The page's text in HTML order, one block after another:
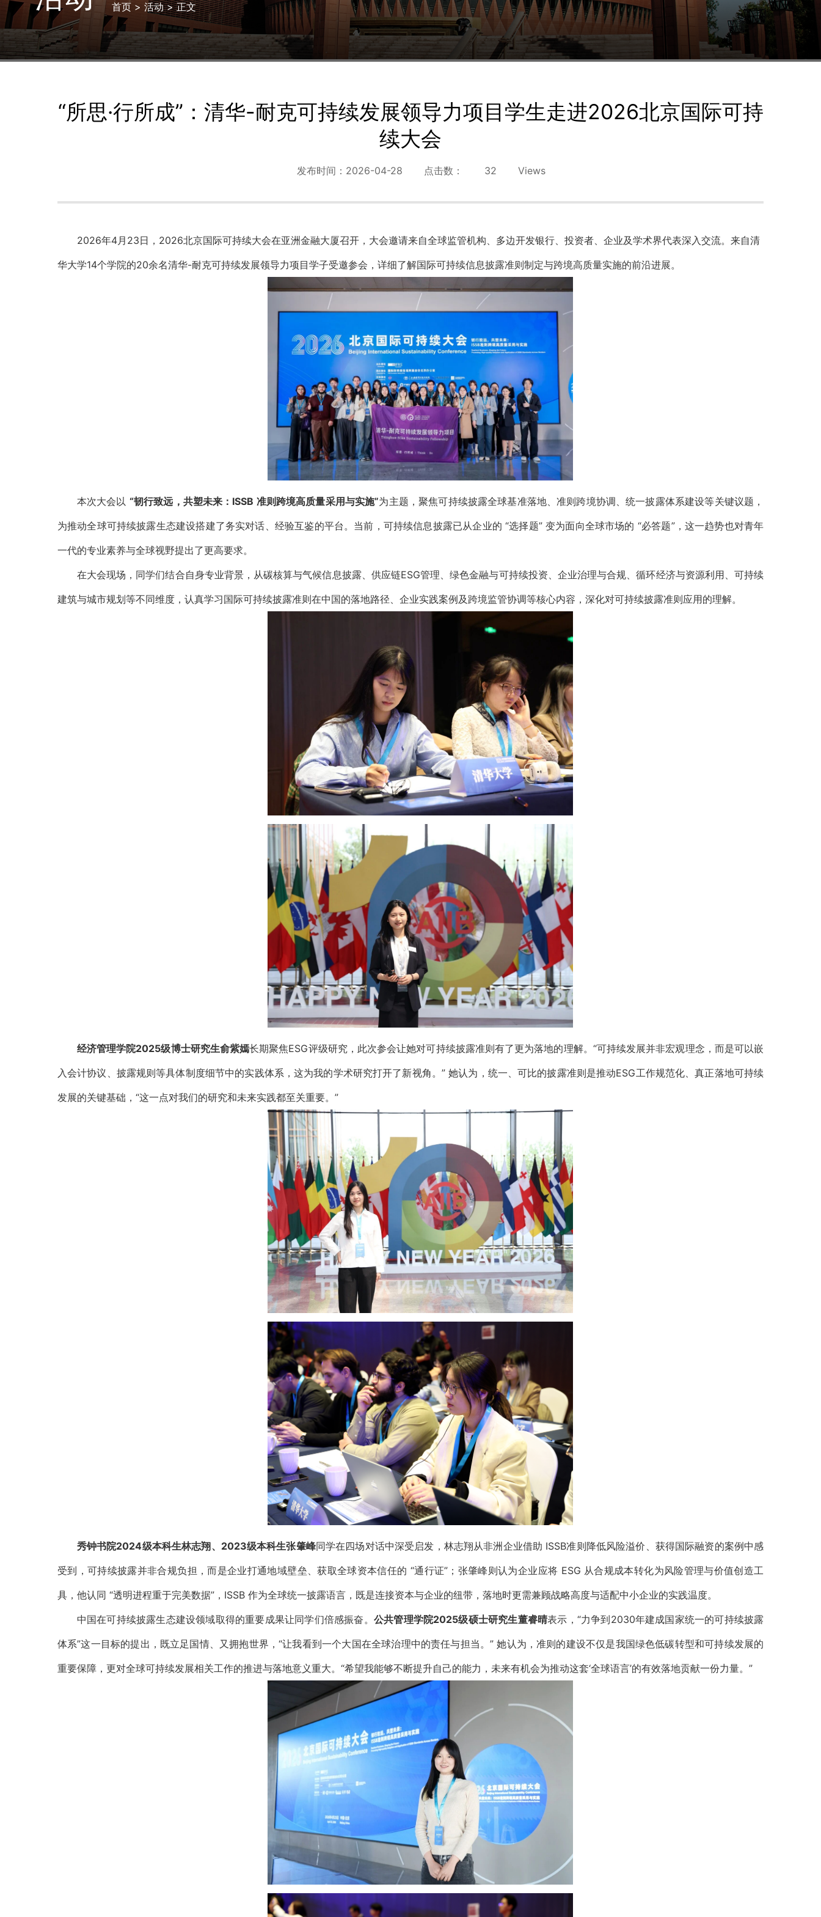
首页 > 活动> 正文
“所思·行所成”：清华-耐克可持续发展领导力项目学生走进2026北京国际可持
续大会
发布时间：2026-04-28 点击数： 32 Views
2026年4月23日，2026北京国际可持续大会在亚洲金融大厦召开，大会邀请来自全球监管机构、多边开发银行、投资者、企业及学术界代表深入交流。来自清
华大学14个学院的20余名清华-耐克可持续发展领导力项目学子受邀参会，详细了解国际可持续信息披露准则制定与跨境高质量实施的前沿进展。
本次大会以 “韧行致远，共塑未来：ISSB 准则跨境高质量采用与实施”为主题，聚焦可持续披露全球基准落地、准则跨境协调、统一披露体系建设等关键议题，
为推动全球可持续披露生态建设搭建了务实对话、经验互鉴的平台。当前，可持续信息披露已从企业的 “选择题” 变为面向全球市场的 “必答题”，这一趋势也对青年
一代的专业素养与全球视野提出了更高要求。
在大会现场，同学们结合自身专业背景，从碳核算与气候信息披露、供应链ESG管理、绿色金融与可持续投资、企业治理与合规、循环经济与资源利用、 可持续
建筑与城市规划等不同维度，认真学习国际可持续披露准则在中国的落地路径、企业实践案例及跨境监管协调等核心内容，深化对可持续披露准则应用的理解。
经济管理学院2025级博士研究生俞紫嫣长期聚焦ESG评级研究，此次参会让她对可持续披露准则有了更为落地的理解。“可持续发展并非宏观理念，而是可以嵌
入会计协议、披露规则等具体制度细节中的实践体系，这为我的学术研究打开了新视角。” 她认为，统一、可比的披露准则是推动ESG工作规范化、真正落地可持续
发展的关键基础，“这一点对我们的研究和未来实践都至关重要。”
秀钟书院2024级本科生林志翔、2023级本科生张肇峰同学在四场对话中深受启发，林志翔从非洲企业借助 ISSB准则降低风险溢价、获得国际融资的案例中感
受到，可持续披露并非合规负担，而是企业打通地域壁垒、获取全球资本信任的 “通行证”；张肇峰则认为企业应将 ESG 从合规成本转化为风险管理与价值创造工
具，他认同 “透明进程重于完美数据”，ISSB 作为全球统一披露语言，既是连接资本与企业的纽带，落地时更需兼顾战略高度与适配中小企业的实践温度。
中国在可持续披露生态建设领域取得的重要成果让同学们倍感振奋。 公共管理学院2025级硕士研究生董睿晴表示，“力争到2030年建成国家统一的可持续披露
体系”这一目标的提出，既立足国情、又拥抱世界，“让我看到一个大国在全球治理中的责任与担当。” 她认为，准则的建设不仅是我国绿色低碳转型和可持续发展的
重要保障，更对全球可持续发展相关工作的推进与落地意义重大。“希望我能够不断提升自己的能力，未来有机会为推动这套‘全球语言’的有效落地贡献一份力量。”